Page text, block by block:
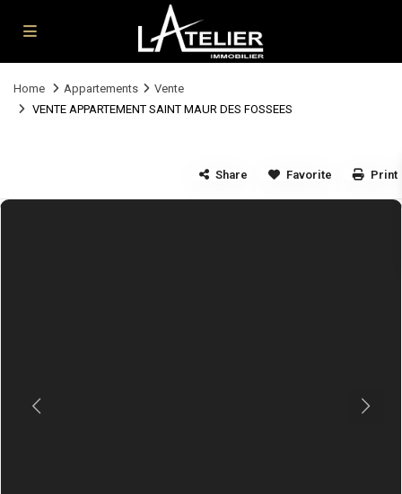
Home Appartements
Vente
VENTE APPARTEMENT SAINT MAUR DES FOSSEES
Share Favorite Print